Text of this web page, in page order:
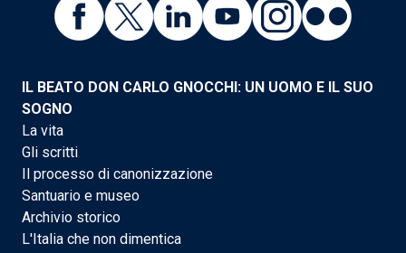
IL BEATO DON CARLO GNOCCHI: UN UOMO E IL SUO
SOGNO
La vita
Gli scritti
Il processo di canonizzazione
Santuario e museo
Archivio storico
L'Italia che non dimentica